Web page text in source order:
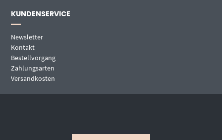
KUNDENSERVICE
Newsletter
Kontakt
Bestellvorgang
Zahlungsarten
Versandkosten